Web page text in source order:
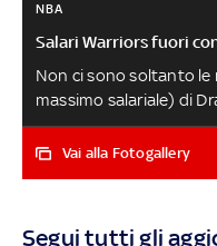
NBA
Salari Warriors fuori
Non ci sono soltanto le
massimo salariale) di
Andrew Wiggins,
Klay Thompson
Vai alla Fotogallery
Segui tutti gli